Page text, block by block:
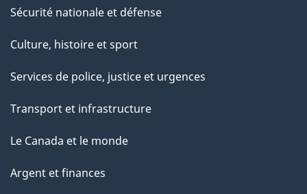
Sécurité nationale et défense
Culture, histoire et sport
Services de police, justice et urgences
Transport et infrastructure
Le Canada et le monde
Argent et finances